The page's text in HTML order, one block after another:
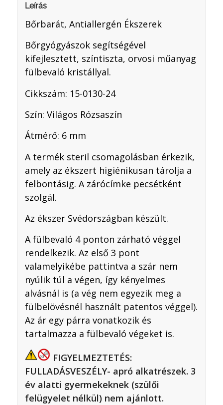
Leírás
Bőrbarát, Antiallergén Ékszerek
Bőrgyógyászok segítségével
kifejlesztett, színtiszta, orvosi műanyag
fülbevaló kristállyal.
Cikkszám: 15-0130-24
Szín: Világos Rózsaszín
Átmérő: 6 mm
A termék steril csomagolásban érkezik,
amely az ékszert higiénikusan tárolja a
felbontásig. A zárócímke pecsétként
szolgál.
Az ékszer Svédországban készült.
A fülbevaló 4 ponton zárható véggel
rendelkezik. Az első 3 pont
valamelyikébe pattintva a szár nem
nyúlik túl a végen, így kényelmes
alvásnál is (a vég nem egyezik meg a
fülbelövésnél használt patentos véggel).
Az ár egy párra vonatkozik és
tartalmazza a fülbevaló végeket is.
FIGYELMEZTETÉS:
FULLADÁSVESZÉLY- apró alkatrészek. 3
év alatti gyermekeknek (szülői
felügyelet nélkül) nem ajánlott.